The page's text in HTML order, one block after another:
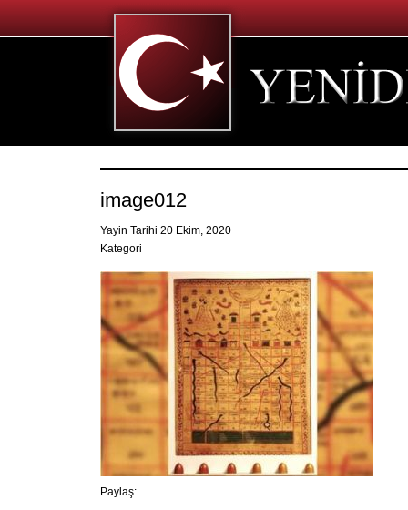
image012
Yayin Tarihi 20 Ekim, 2020
Kategori
Paylaş: